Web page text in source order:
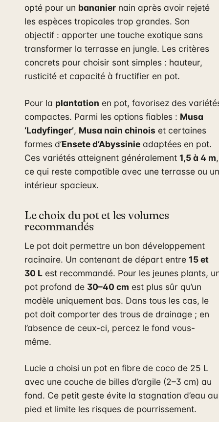
opté pour un bananier nain après avoir rejeté
les espèces tropicales trop grandes. Son
objectif : apporter une touche exotique sans
transformer la terrasse en jungle. Les critères
concrets pour choisir sont simples : hauteur,
rusticité et capacité à fructifier en pot.
Pour la plantation en pot, favorisez des
compactes. Parmi les options fiables : Musa
‘Ladyfinger’, Musa nain chinois et certaines
formes d’Ensete d’Abyssinie adaptées en pot.
Ces variétés atteignent généralement 1,5 à 4 m,
ce qui reste compatible avec une terrasse ou un
intérieur spacieux.
Le choix du pot et les volumes
recommandés
Le pot doit permettre un bon développement
racinaire. Un contenant de départ entre 15 et
30 L est recommandé. Pour les jeunes plants,
pot profond de 30–40 cm est plus sûr qu’un
modèle uniquement bas. Dans tous les cas, le
pot doit comporter des trous de drainage ; en
l’absence de ceux-ci, percez le fond vous-
même.
Lucie a choisi un pot en fibre de coco de 25 L
avec une couche de billes d’argile (2–3 cm) au
fond. Ce petit geste évite la stagnation d’eau au
pied et limite les risques de pourrissement.